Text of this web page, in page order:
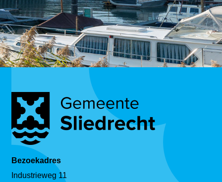
Bezoekadres
Industrieweg 11